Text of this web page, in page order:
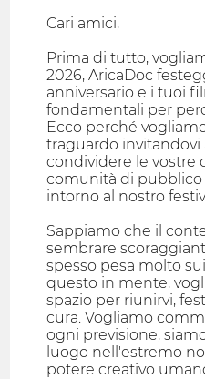
Cari amici,
Prima di tutto,
2026, AricaDoc
anniversario e i tuoi
fondamentali per
Ecco perché
traguardo invitandovi
condividere le vostre
comunità di pubblico
intorno al nostro
Sappiamo che il
sembrare
spesso pesa molto
questo in mente,
spazio per riunirvi,
cura. Vogliamo
ogni previsione,
luogo nell'estremo
potere creativo